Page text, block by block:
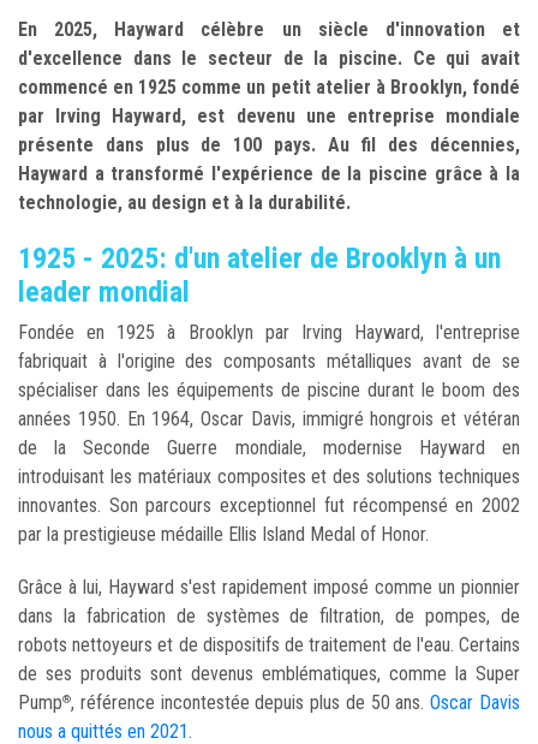
En 2025, Hayward célèbre un siècle d'innovation et
d'excellence dans le secteur de la piscine. Ce qui avait
commencé en 1925 comme un petit atelier à Brooklyn, fondé
par Irving Hayward, est devenu une entreprise mondiale
présente dans plus de 100 pays. Au fil des décennies,
Hayward a transformé l'expérience de la piscine grâce à la
technologie, au design et à la durabilité.
1925 - 2025: d'un atelier de Brooklyn à un
leader mondial
Fondée en 1925 à Brooklyn par Irving Hayward, l'entreprise
fabriquait à l'origine des composants métalliques avant de se
spécialiser dans les équipements de piscine durant le boom des
années 1950. En 1964, Oscar Davis, immigré hongrois et vétéran
de la Seconde Guerre mondiale, modernise Hayward en
introduisant les matériaux composites et des solutions techniques
innovantes. Son parcours exceptionnel fut récompensé en 2002
par la prestigieuse médaille Ellis Island Medal of Honor.
Grâce à lui, Hayward s'est rapidement imposé comme un pionnier
dans la fabrication de systèmes de filtration, de pompes, de
robots nettoyeurs et de dispositifs de traitement de l'eau. Certains
de ses produits sont devenus emblématiques, comme la Super
Pump®, référence incontestée depuis plus de 50 ans.Oscar Davis
nous a quittés en 2021